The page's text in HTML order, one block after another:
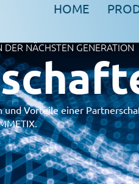
HOME
NÄCHSTEN GENERATION
und Vorteile einer